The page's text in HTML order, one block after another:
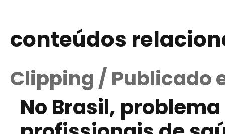
conteúdos
Clipping / Publicado
No Brasil,